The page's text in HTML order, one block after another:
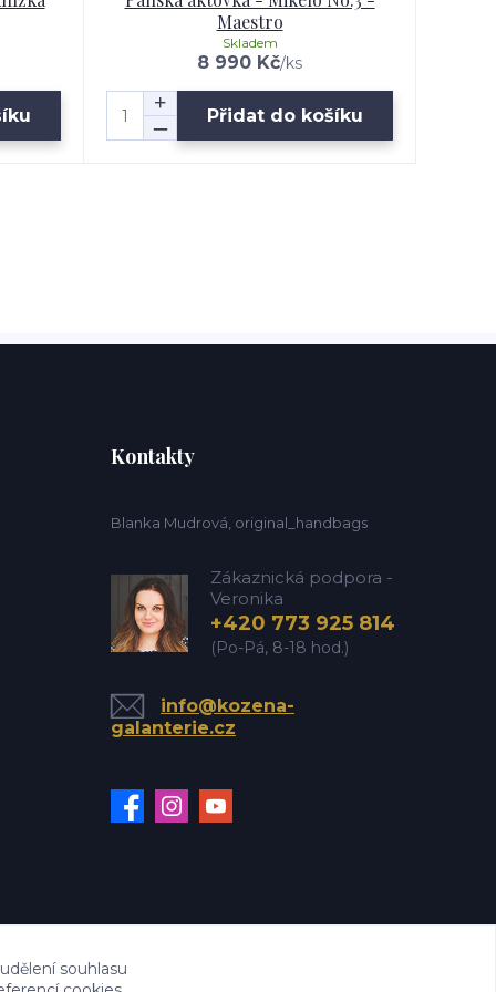
Maestro
8 990 Kč/ks
Skladem
Přidat do košíku
Kontakty
Blanka Mudrová, original_handbags
Zákaznická podpora -
Veronika
+420 773 925 814
(Po-Pá, 8-18 hod.)
info@kozena-
galanterie.cz
souhlasu